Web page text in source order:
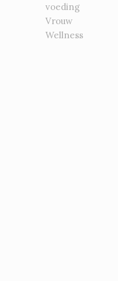
voeding
Vrouw
Wellness